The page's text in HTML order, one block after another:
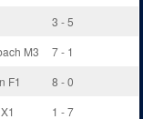
3 - 5
M3
7 - 1
F1
8 - 0
1 - 7